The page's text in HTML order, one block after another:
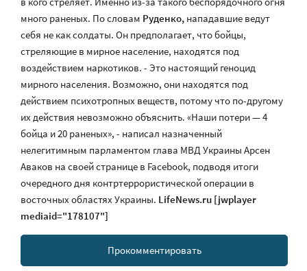
много раненых. По словам Руденко, нападавшие ведут
себя не как солдаты. Он предполагает, что бойцы,
стреляющие в мирное население, находятся под
воздействием наркотиков. - Это настоящий геноцид
мирного населения. Возможно, они находятся под
действием психотропных веществ, потому что по-другому
их действия невозможно объяснить. «Наши потери — 4
бойца и 20 раненых», - написал назначенный
нелегитимным парламентом глава МВД Украины Арсен
Аваков на своей странице в Facebook, подводя итоги
очередного дня контртеррористической операции в
восточных областях Украины. LifeNews.ru [jwplayer
mediaid="178107"]
Прокомментировать